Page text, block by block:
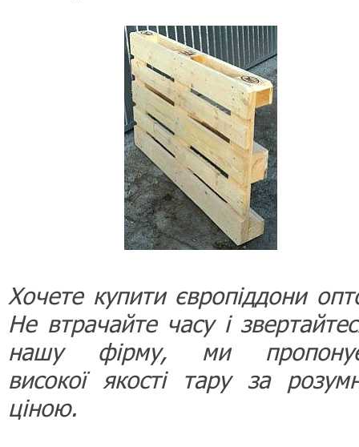
Хочете купити європіддони
Не втрачайте часу і
нашу фірму, ми
високої якості тару за
ціною.